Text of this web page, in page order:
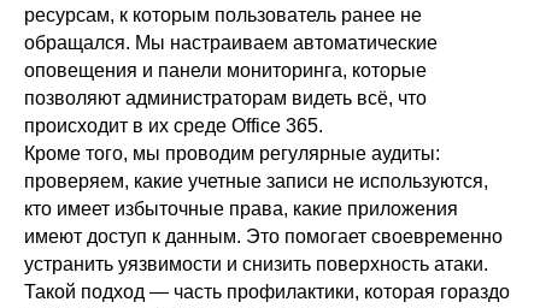
ресурсам, к которым пользователь ранее не
обращался. Мы настраиваем автоматические
оповещения и панели мониторинга, которые
позволяют администраторам видеть всё, что
происходит в их среде Office 365.
Кроме того, мы проводим регулярные аудиты:
проверяем, какие учетные записи не используются,
кто имеет избыточные права, какие приложения
имеют доступ к данным. Это помогает своевременно
устранить уязвимости и снизить поверхность атаки.
Такой подход — часть профилактики, которая гораздо